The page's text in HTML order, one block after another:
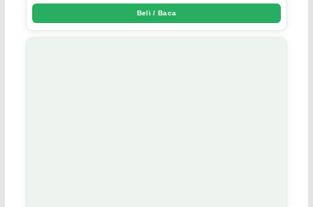
Beli / Baca